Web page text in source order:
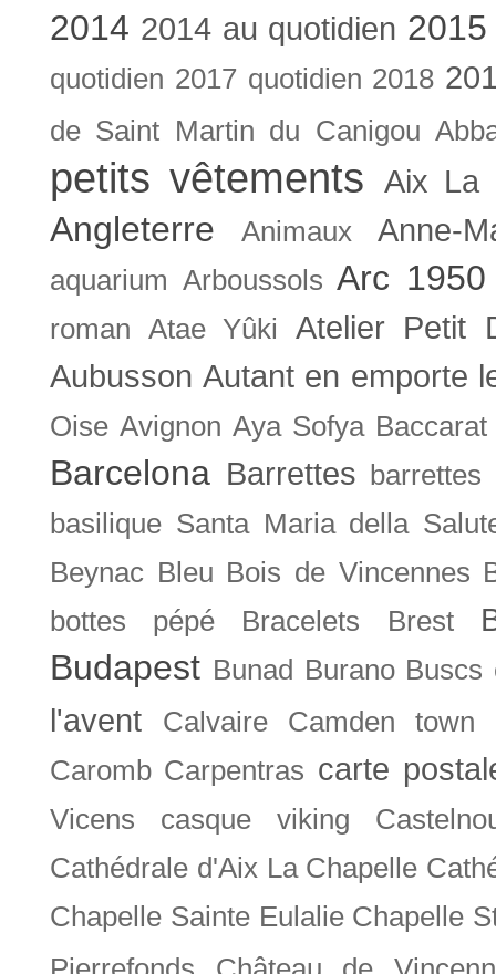
2014 2014 au quotidien
quotidien 2017 quotidien 2018
de Saint Martin du Canigou
petits vêtements Aix La
Angleterre Animaux Anne-
aquarium Arboussols Arc 1950
roman Atae Yûki
Atelier Petit
Aubusson Autant en emporte
Oise Avignon Aya Sofya Baccarat
Barcelona Barrettes
basilique Santa Maria della
Beynac Bleu Bois de Vincennes
bottes pépé
Bracelets Brest
Budapest Bunad Burano Buscs
l'avent Calvaire Camden town
Caromb Carpentras carte
Vicens casque viking
Cathédrale d'Aix La Chapelle
Chapelle Sainte Eulalie Chapelle